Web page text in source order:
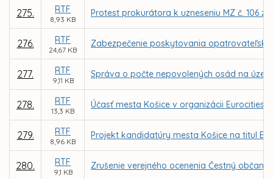
275. RTF
8,93 KB
Protest prokurátora k uzneseniu MZ č. 106 zo
276. RTF
24,67 KB
Zabezpečenie poskytovania
277. RTF
9,11 KB
Správa o počte nepovolených osád na
278. RTF
13,3 KB
Účasť mesta Košice v organizácii Eurocities
279. RTF
8,96 KB
Projekt kandidatúry mesta Košice na titul
280. RTF
9,1 KB
Zrušenie verejného ocenenia Čestný občan